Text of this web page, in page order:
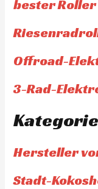
bester
Offroad-
3-Rad-
Hersteller
Stadt-